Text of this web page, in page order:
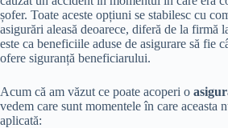
șofer. Toate aceste opțiuni se stabilesc cu
asigurări aleasă deoarece, diferă de la firmă
este ca beneficiile aduse de asigurare să fie
ofere siguranță beneficiarului.
Acum că am văzut ce poate acoperi o
vedem care sunt momentele în care aceasta
aplicată: